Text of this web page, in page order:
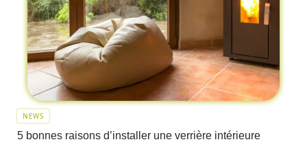
NEWS
5 bonnes raisons d’installer une verrière intérieure